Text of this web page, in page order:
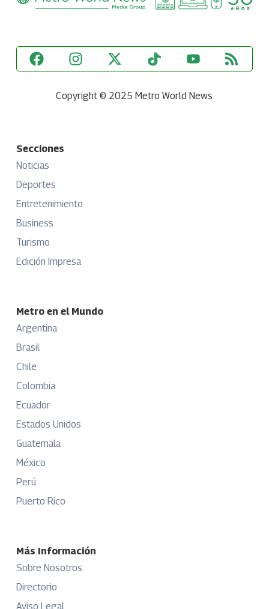
Copyright © 2025 Metro World News
Secciones
Noticias
Deportes
Entretenimiento
Business
Turismo
Edición Impresa
Metro en el Mundo
Argentina
Brasil
Chile
Colombia
Ecuador
Estados Unidos
Guatemala
México
Perú
Puerto Rico
Más Información
Sobre Nosotros
Directorio
Aviso Legal